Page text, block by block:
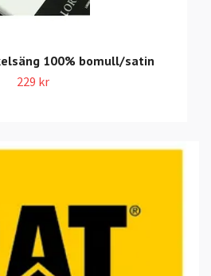
100% bomull/satin
229 kr